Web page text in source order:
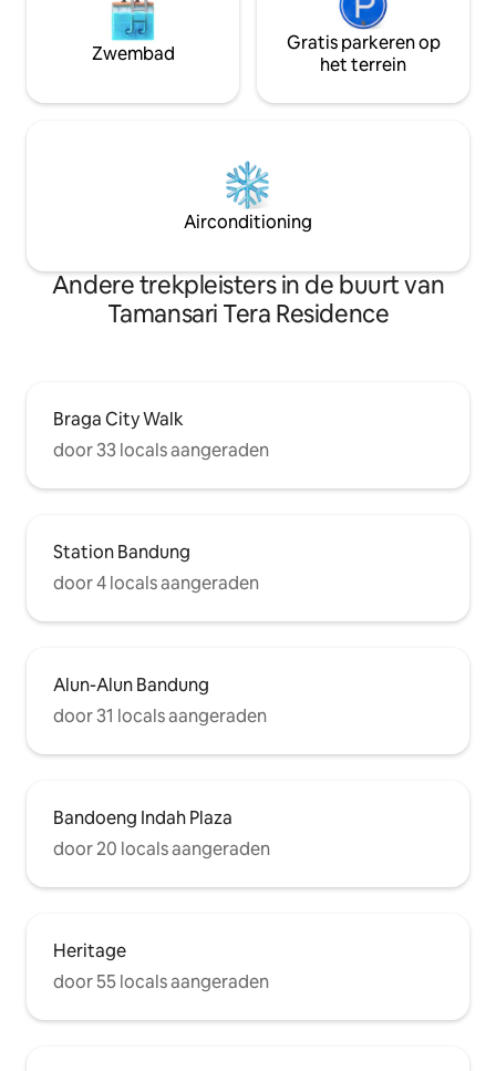
Zwembad
Gratis parkeren op
het terrein
Airconditioning
Andere trekpleisters in de buurt van
Tamansari Tera Residence
Braga City Walk
door 33 locals aangeraden
Station Bandung
door 4 locals aangeraden
Alun-Alun Bandung
door 31 locals aangeraden
Bandoeng Indah Plaza
door 20 locals aangeraden
Heritage
door 55 locals aangeraden